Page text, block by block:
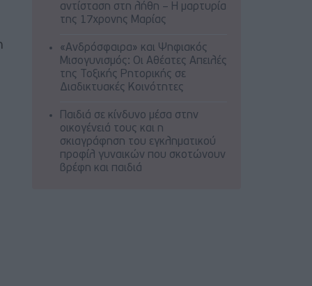
αντίσταση στη λήθη – Η μαρτυρία
της 17χρονης Μαρίας
«Ανδρόσφαιρα» και Ψηφιακός
Μισογυνισμός: Οι Αθέατες Απειλές
της Τοξικής Ρητορικής σε
Διαδικτυακές Κοινότητες
Παιδιά σε κίνδυνο μέσα στην
οικογένειά τους και η
σκιαγράφηση του εγκληματικού
προφίλ γυναικών που σκοτώνουν
βρέφη και παιδιά